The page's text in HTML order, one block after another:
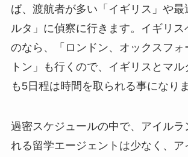
ば、渡航者が多い「イギリス」や最
ルタ」に偵察に行きます。イギリス
のなら、「ロンドン、オックスフォ
トン」も行くので、イギリスとマル
も5日程は時間を取られる事になりま
過密スケジュールの中で、アイルラ
れる留学エージェントは少なく、ア